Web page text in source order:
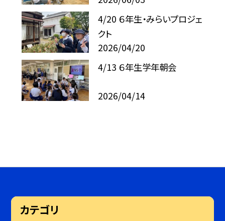
4/20 ６年生・みらいプロジェ
クト
2026/04/20
4/13 ６年生学年朝会
2026/04/14
カテゴリ